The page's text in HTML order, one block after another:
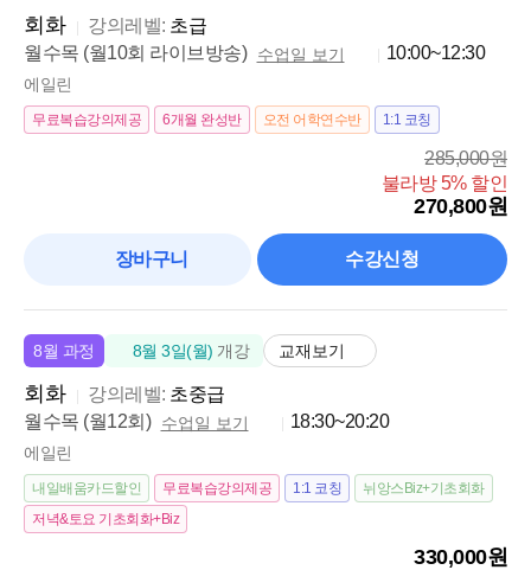
회화 강의레벨: 초급
월수목 (월10회 라이브방송) 수업일 보기 10:00~12:30
에일린
무료복습강의제공 6개월 완성반 오전 어학연수반 1:1 코칭
285,000원
불라방 5% 할인
270,800원
장바구니 수강신청
8월 과정 8월 3일(월) 개강 교재보기
회화 강의레벨: 초중급
월수목 (월12회) 수업일 보기 18:30~20:20
에일린
내일배움카드할인 무료복습강의제공 1:1 코칭
뉘앙스Biz+기초회화
저녁&토요 기초회화+Biz
330,000원